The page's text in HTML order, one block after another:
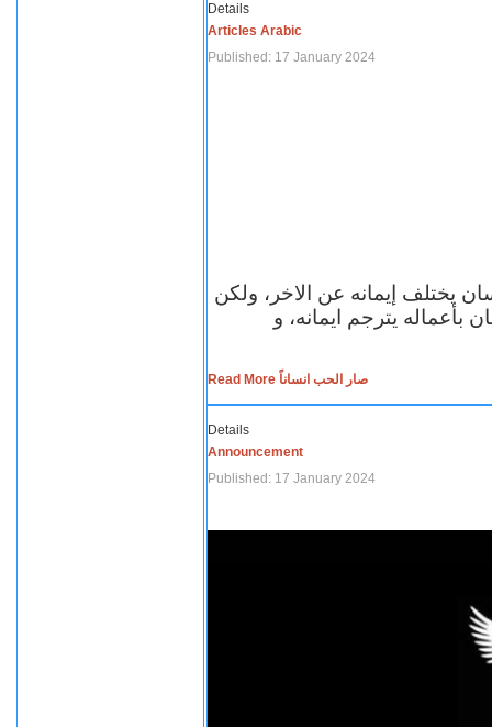
Details
Articles Arabic
Published: 17 January 2024
يختلف إيمانه عن الاخر، ولكن
بأعماله يترجم ايمانه، و
Read More صار الحب انساناً
Details
Announcement
Published: 17 January 2024